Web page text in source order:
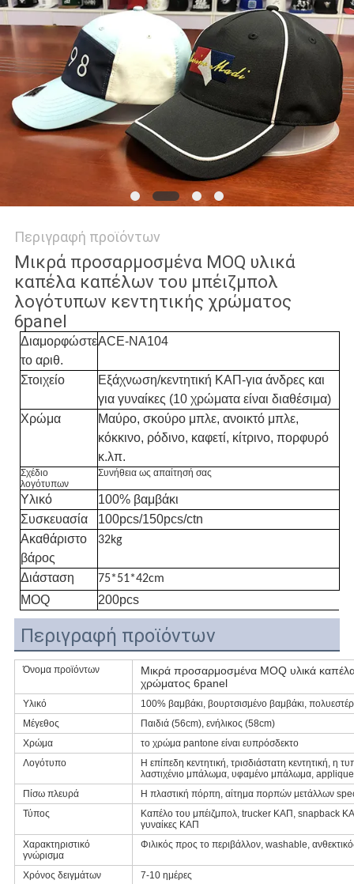
PRIVACY
POLICY
Περιγραφή προϊόντων
Μικρά προσαρμοσμένα MOQ υλικά
καπέλα καπέλων του μπέιζμπολ
λογότυπων κεντητικής χρώματος
6panel
Διαμορφώστε
το αριθ.
ACE-NA104
Στοιχείο
Εξάχνωση/κεντητική ΚΑΠ-για άνδρες και
για γυναίκες (10 χρώματα είναι διαθέσιμα)
Χρώμα
Μαύρο, σκούρο μπλε, ανοικτό μπλε,
κόκκινο, ρόδινο, καφετί, κίτρινο, πορφυρό
κ.λπ.
Σχέδιο
λογότυπων
Συνήθεια ως απαίτησή σας
Υλικό
100% βαμβάκι
Συσκευασία
100pcs/150pcs/ctn
Ακαθάριστο
βάρος
32kg
Διάσταση 75*51*42cm
MOQ 200pcs
Περιγραφή προϊόντων
Όνομα προϊόντων
Μικρά προσαρμοσμένα MOQ υλικά
χρώματος 6panel
Υλικό
100% βαμβάκι, βουρτσισμένο βαμβάκι,
Μέγεθος
Παιδιά (56cm), ενήλικος (58cm)
Χρώμα
το χρώμα pantone είναι ευπρόσδεκτο
Λογότυπο
Η επίπεδη κεντητική, τρισδιάστατη κεντητική,
λαστιχένιο μπάλωμα, υφαμένο μπάλωμα, applique
Πίσω πλευρά
Η πλαστική πόρπη, αίτημα πορπών μετάλλων
Τύπος
Καπέλο του μπέιζμπολ, trucker ΚΑΠ, snapback
γυναίκες ΚΑΠ
Χαρακτηριστικό
γνώρισμα
Φιλικός προς το περιβάλλον, washable,
Χρόνος δειγμάτων
7-10 ημέρες